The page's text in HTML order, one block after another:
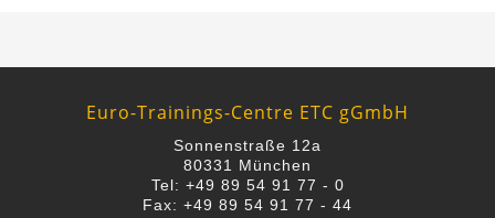
Euro-Trainings-Centre ETC gGmbH
Sonnenstraße 12a
80331 München
Tel: +49 89 54 91 77 - 0
Fax: +49 89 54 91 77 - 44